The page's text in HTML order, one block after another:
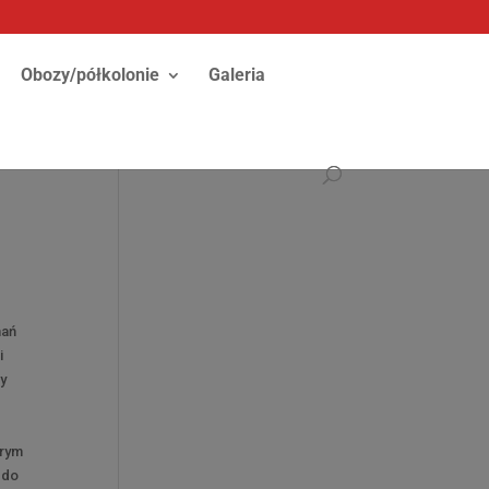
Obozy/półkolonie Galeria